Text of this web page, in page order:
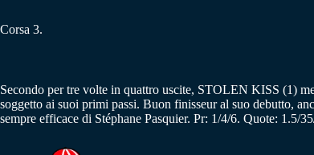
Corsa 3.
Secondo per tre volte in quattro uscite, STOLEN KISS (1)
soggetto ai suoi primi passi. Buon finisseur al suo debutto,
sempre efficace di Stéphane Pasquier. Pr: 1/4/6. Quote: 1.5/